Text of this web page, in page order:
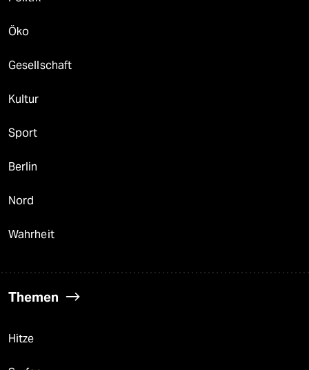
Öko
Gesellschaft
Kultur
Sport
Berlin
Nord
Wahrheit
Themen
Hitze